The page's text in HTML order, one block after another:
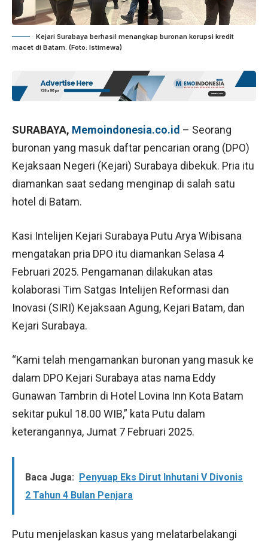
Kejari Surabaya berhasil menangkap buronan korupsi kredit
macet di Batam. (Foto: Istimewa)
SURABAYA, Memoindonesia.co.id – Seorang
buronan yang masuk daftar pencarian orang (DPO)
Kejaksaan Negeri (Kejari) Surabaya dibekuk. Pria itu
diamankan saat sedang menginap di salah satu
hotel di Batam.
Kasi Intelijen Kejari Surabaya Putu Arya Wibisana
mengatakan pria DPO itu diamankan Selasa 4
Februari 2025. Pengamanan dilakukan atas
kolaborasi Tim Satgas Intelijen Reformasi dan
Inovasi (SIRI) Kejaksaan Agung, Kejari Batam, dan
Kejari Surabaya.
“Kami telah mengamankan buronan yang masuk ke
dalam DPO Kejari Surabaya atas nama Eddy
Gunawan Tambrin di Hotel Lovina Inn Kota Batam
sekitar pukul 18.00 WIB,” kata Putu dalam
keterangannya, Jumat 7 Februari 2025.
Baca Juga: Penyuap Eks Dirut Inhutani V Divonis
2 Tahun 4 Bulan Penjara
Putu menjelaskan kasus yang melatarbelakangi